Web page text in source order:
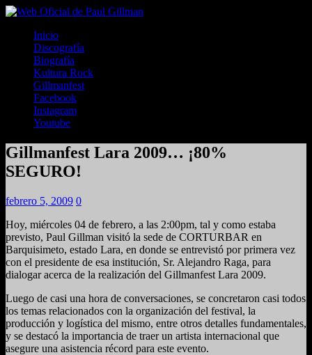
Inicio
Discografía
Biografía
Kultura Rock
Gillmanfest
Facebook
Instagram
Youtube
Gillmanfest Lara 2009… ¡80%
SEGURO!
febrero 5, 2009 0
Hoy, miércoles 04 de febrero, a las 2:00pm, tal y como estaba
previsto, Paul Gillman visitó la sede de CORTURBAR en
Barquisimeto, estado Lara, en donde se entrevistó por primera vez
con el presidente de esa institución, Sr. Alejandro Raga, para
dialogar acerca de la realización del Gillmanfest Lara 2009.
Luego de casi una hora de conversaciones, se concretaron casi todos
los temas relacionados con la organización del festival, la
producción y logística del mismo, entre otros detalles fundamentales,
y se destacó la importancia de traer un artista internacional que
asegure una asistencia récord para este evento.